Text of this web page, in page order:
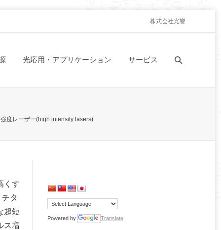
株式会社光響
光応用・アプリケーション サービス
度レーザー(high intensity lasers)
くす
タ
超短
ス増
Powered by Translate